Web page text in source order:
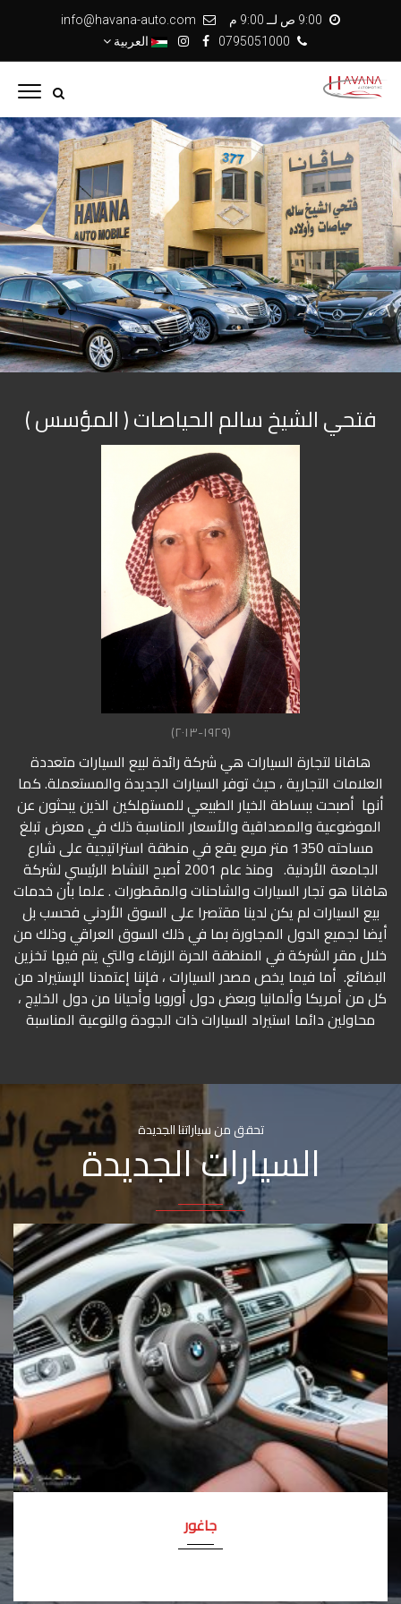
info@havana-auto.com
العربية
فتحي الشيخ سالم الحياصات ( المؤسس )
(١٩٢٩-٢٠١٣)
هافانا لتجارة السيارات هي شركة رائدة لبيع السيارات متعددة
العلامات التجارية ، حيث توفر السيارات الجديدة والمستعملة. كما
أنها أصبحت ببساطة الخيار الطبيعي للمستهلكين الذين يبحثون عن
الموضوعية والمصداقية والأسعار المناسبة ذلك في معرض تبلغ
مساحته 1350 متر مربع يقع في منطقة استراتيجية على شارع
الجامعة الأردنية. ومنذ عام 2001 أصبح النشاط الرئيسي لشركة
هافانا هو تجار السيارات والشاحنات والمقطورات . علما بأن خدمات
بيع السيارات لم يكن لدينا مقتصرا على السوق الأردني فحسب بل
أيضا لجميع الدول المجاورة بما في ذلك السوق العراقي وذلك من
خلال مقر الشركة في المنطقة الحرة الزرقاء والتي يتم فيها تخزين
البضائع. أما فيما يخص مصدر السيارات ، فإننا إعتمدنا الإستيراد من
كل من أمريكا وألمانيا وبعض دول أوروبا وأحيانا من دول الخليج ،
محاولين دائما استيراد السيارات ذات الجودة والنوعية المناسبة
تحقق من سياراتنا الجديدة
السيارات الجديدة
رانج روفر سبورت